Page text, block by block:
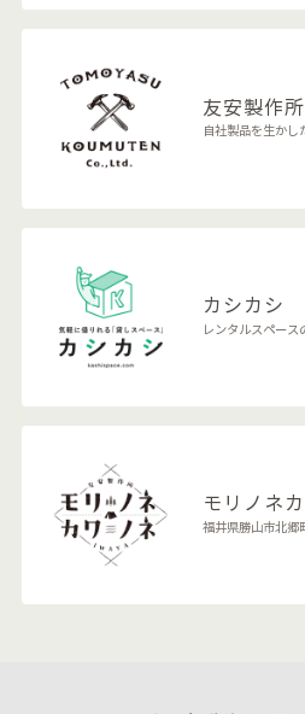
友安製作所
自社製品を生かし
カシカシ
レンタルスペース
モリノネ
福井県勝山市北郷